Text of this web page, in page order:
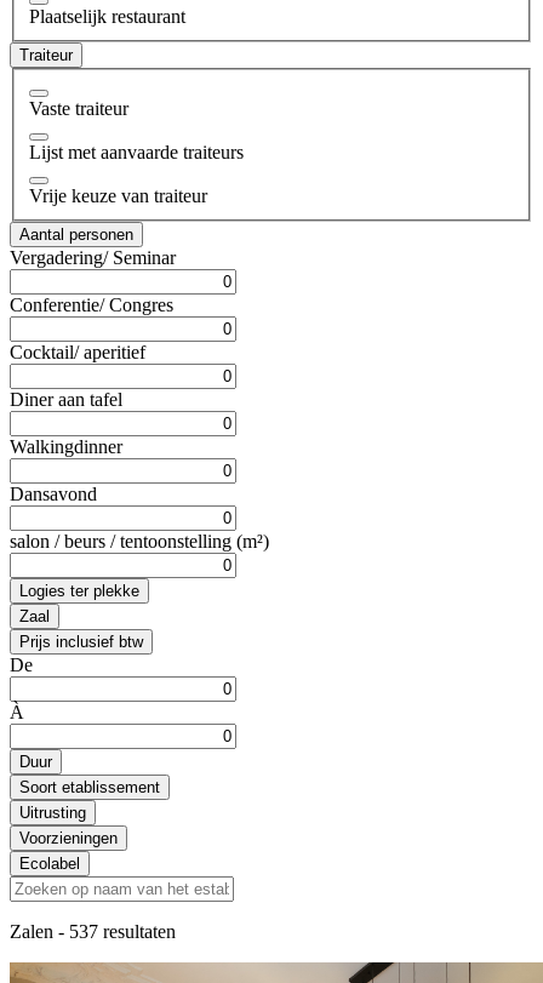
Plaatselijk restaurant
Traiteur
Vaste traiteur
Lijst met aanvaarde traiteurs
Vrije keuze van traiteur
Aantal personen
Vergadering/ Seminar
Conferentie/ Congres
Cocktail/ aperitief
Diner aan tafel
Walkingdinner
Dansavond
salon / beurs / tentoonstelling (m²)
Logies ter plekke
Zaal
Prijs inclusief btw
De
À
Duur
Soort etablissement
Uitrusting
Voorzieningen
Ecolabel
Zalen - 537 resultaten